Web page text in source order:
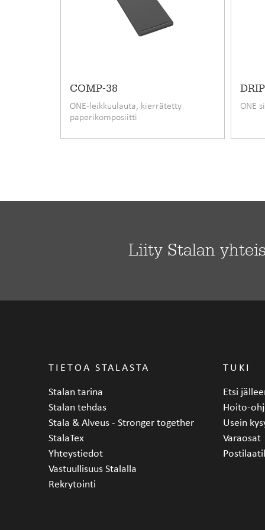
jokaiseen keittiöön tai kodinhoitohuoneeseen.
ONE-terästasot valmistetaan Lahdessa Stalan
Hinta alv 25.5% alkaen
Vakiovarusteet
COMP-38
ONE-leikkuulauta, kierrätetty
paperikomposiitti
ONE
Liity Stalan
TIETOA STALASTA
Stalan tarina
Stalan tehdas
Stala & Alveus - Stronger together
StalaTex
Yhteystiedot
Vastuullisuus Stalalla
Rekrytointi
TUKI
Etsi
Hoito-
Usein
Varaosat